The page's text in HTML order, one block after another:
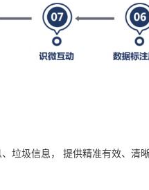
垃圾信息， 提供精准有效、清